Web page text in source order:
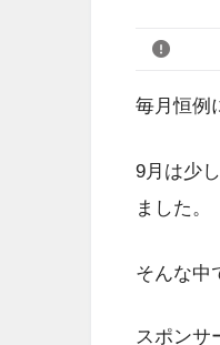
毎月恒例
9月は少
ました。
そんな中
スポンサ